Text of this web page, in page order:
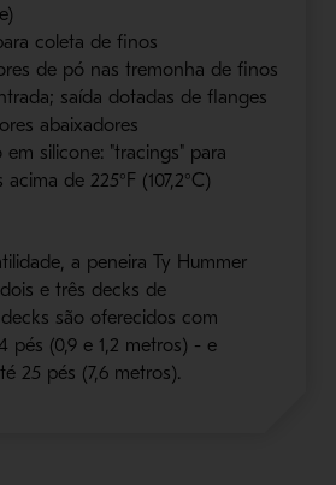
coleta de finos
de pó nas tremonha de finos
saída dotadas de flanges
abaixadores
em silicone: "tracings" para
de 225°F (107,2°C)
a peneira Ty Hummer
e três decks de
são oferecidos com
pés (0,9 e 1,2 metros) - e
25 pés (7,6 metros).